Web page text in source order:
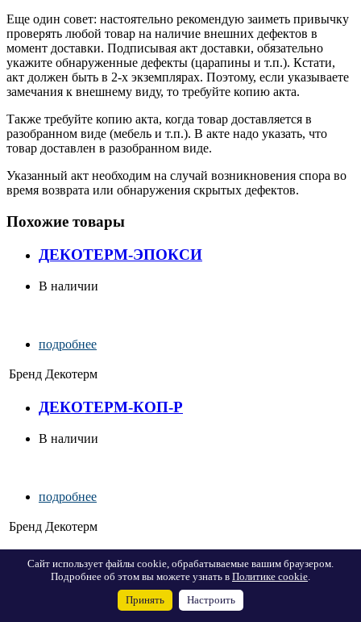
Еще один совет: настоятельно рекомендую заиметь привычку
проверять любой товар на наличие внешних дефектов в
момент доставки. Подписывая акт доставки, обязательно
укажите обнаруженные дефекты (царапины и т.п.). Кстати,
акт должен быть в 2-х экземплярах. Поэтому, если указываете
замечания к внешнему виду, то требуйте копию акта.
Также требуйте копию акта, когда товар доставляется в
разобранном виде (мебель и т.п.). В акте надо указать, что
товар доставлен в разобранном виде.
Указанный акт необходим на случай возникновения спора во
время возврата или обнаружения скрытых дефектов.
Похожие товары
ДЕКОТЕРМ-ЭПОКСИ
В наличии
подробнее
Бренд Декотерм
ДЕКОТЕРМ-КОП-Р
В наличии
подробнее
Бренд Декотерм
ДЕКОТЕРМ- Р
Сайт использует файлы cookie, обрабатываемые вашим браузером.
Подробнее об этом вы можете узнать в Политике cookie.
Принять Настроить